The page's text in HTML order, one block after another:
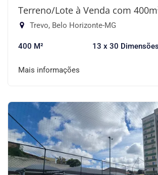
Terreno/Lote à Venda com
Trevo, Belo Horizonte-MG
400 M² 13 x 30 Dimensões
Mais informações